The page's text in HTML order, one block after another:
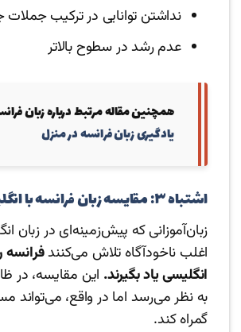
نداشتن توانایی در ترکیب
عدم رشد در سطوح بالاتر
همچنین مقاله مرتبط درباره زبان
یادگیری زبان فرانسه در منزل
اشتباه ۳: مقایسه زبان فرانسه با انگلیسی
زبان‌آموزانی که پیش‌زمینه‌ای در زبان
اغلب ناخودآگاه تلاش می‌کنندفرانسه
انگلیسی یاد بگیرند. این مقایسه، در
به نظر می‌رسد اما در واقع، می‌تواند
گمراه کند.